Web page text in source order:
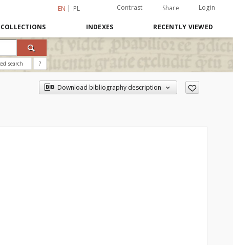
EN PL Contrast Share Login
COLLECTIONS INDEXES RECENTLY VIEWED
search ?
Download bibliography description